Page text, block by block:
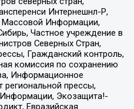
Интернешнл-Р,
Информации,
Частное учреждение в
Северных Стран,
Гражданский контроль,
комиссия по сохранению
Информационное
региональной прессы,
Экозащита!-
Евразийская